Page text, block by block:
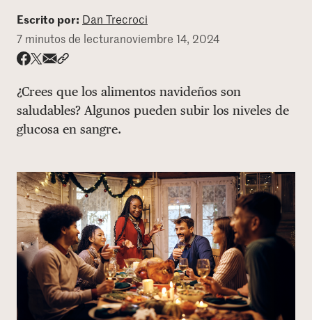
Escrito por: Dan Trecroci
7 minutos de lecturanoviembre 14, 2024
¿Crees que los alimentos navideños son
saludables? Algunos pueden subir los niveles de
glucosa en sangre.